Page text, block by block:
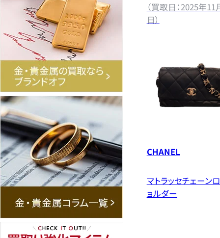
（買取日：2025年11
日）
CHANEL
マトラッセチェーン
ョルダー